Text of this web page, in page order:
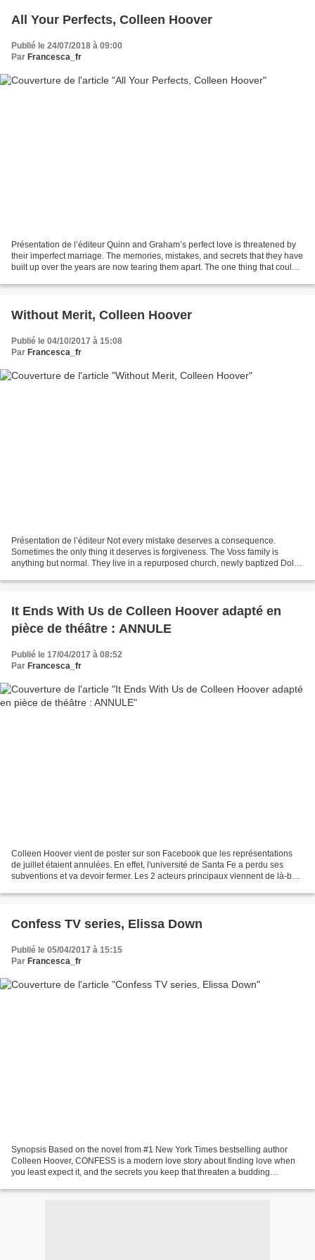
All Your Perfects, Colleen Hoover
Publié le 24/07/2018 à 09:00
Par Francesca_fr
Présentation de l’éditeur Quinn and Graham’s perfect love is threatened by
their imperfect marriage. The memories, mistakes, and secrets that they have
built up over the years are now tearing them apart. The one thing that could
Without Merit, Colleen Hoover
Publié le 04/10/2017 à 15:08
Par Francesca_fr
Présentation de l’éditeur Not every mistake deserves a consequence.
Sometimes the only thing it deserves is forgiveness. The Voss family is
anything but normal. They live in a repurposed church, newly baptized Dollar
It Ends With Us de Colleen Hoover adapté en
pièce de théâtre : ANNULE
Publié le 17/04/2017 à 08:52
Par Francesca_fr
Colleen Hoover vient de poster sur son Facebook que les représentations
de juillet étaient annulées. En effet, l'université de Santa Fe a perdu ses
subventions et va devoir fermer. Les 2 acteurs principaux viennent de là-bas
Confess TV series, Elissa Down
Publié le 05/04/2017 à 15:15
Par Francesca_fr
Synopsis Based on the novel from #1 New York Times bestselling author
Colleen Hoover, CONFESS is a modern love story about finding love when
you least expect it, and the secrets you keep that threaten a budding